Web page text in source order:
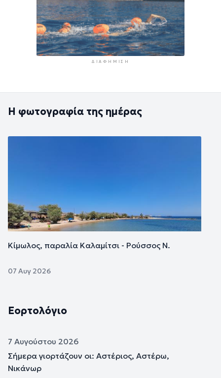
ΔΙΑΦΉΜΙΣΗ
Η φωτογραφία της ημέρας
Κίμωλος, παραλία Καλαμίτσι - Ρούσσος Ν.
07 Αυγ 2026
Εορτολόγιο
7 Αυγούστου 2026
Σήμερα γιορτάζουν οι: Αστέριος, Αστέρω,
Νικάνωρ